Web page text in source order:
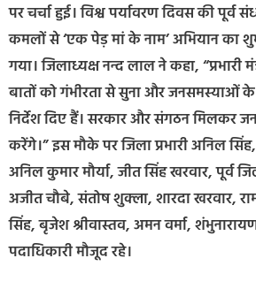
पर चर्चा हुई। विश्व पर्यावरण दिवस की पूर्व
कमलों से ‘एक पेड़ मां के नाम’ अभियान का
गया। जिलाध्यक्ष नन्द लाल ने कहा, “प्रभारी
बातों को गंभीरता से सुना और जनसमस्याओं के
निर्देश दिए हैं। सरकार और संगठन मिलकर
करेंगे।” इस मौके पर जिला प्रभारी अनिल
अनिल कुमार मौर्या, जीत सिंह खरवार, पूर्व
अजीत चौबे, संतोष शुक्ला, शारदा खरवार,
सिंह, बृजेश श्रीवास्तव, अमन वर्मा,
पदाधिकारी मौजूद रहे।